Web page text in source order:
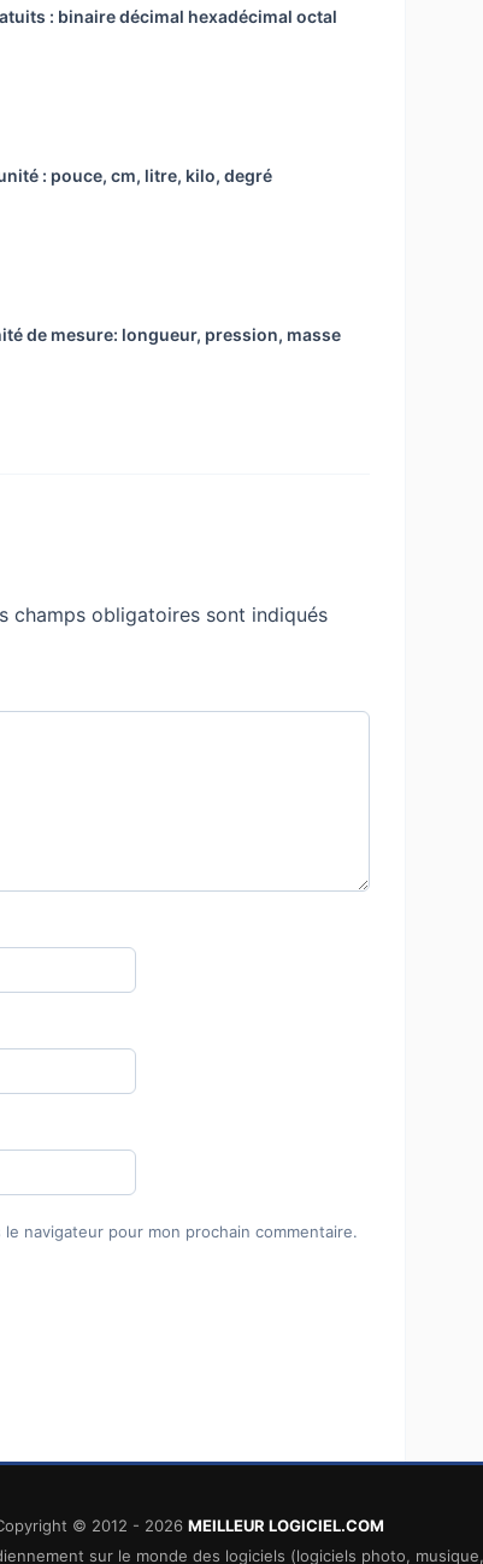
: binaire décimal hexadécimal octal
: pouce, cm, litre, kilo, degré
de mesure: longueur, pression, masse
champs obligatoires sont indiqués
navigateur pour mon prochain commentaire.
© 2012 - 2026 MEILLEUR LOGICIEL.COM
sur le monde des logiciels (logiciels photo,